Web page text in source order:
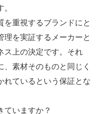
重視するブランドにと
理を実証するメーカーと
ス上の決定です。それ
素材そのものと同じく
れているという保証とな
ていますか？